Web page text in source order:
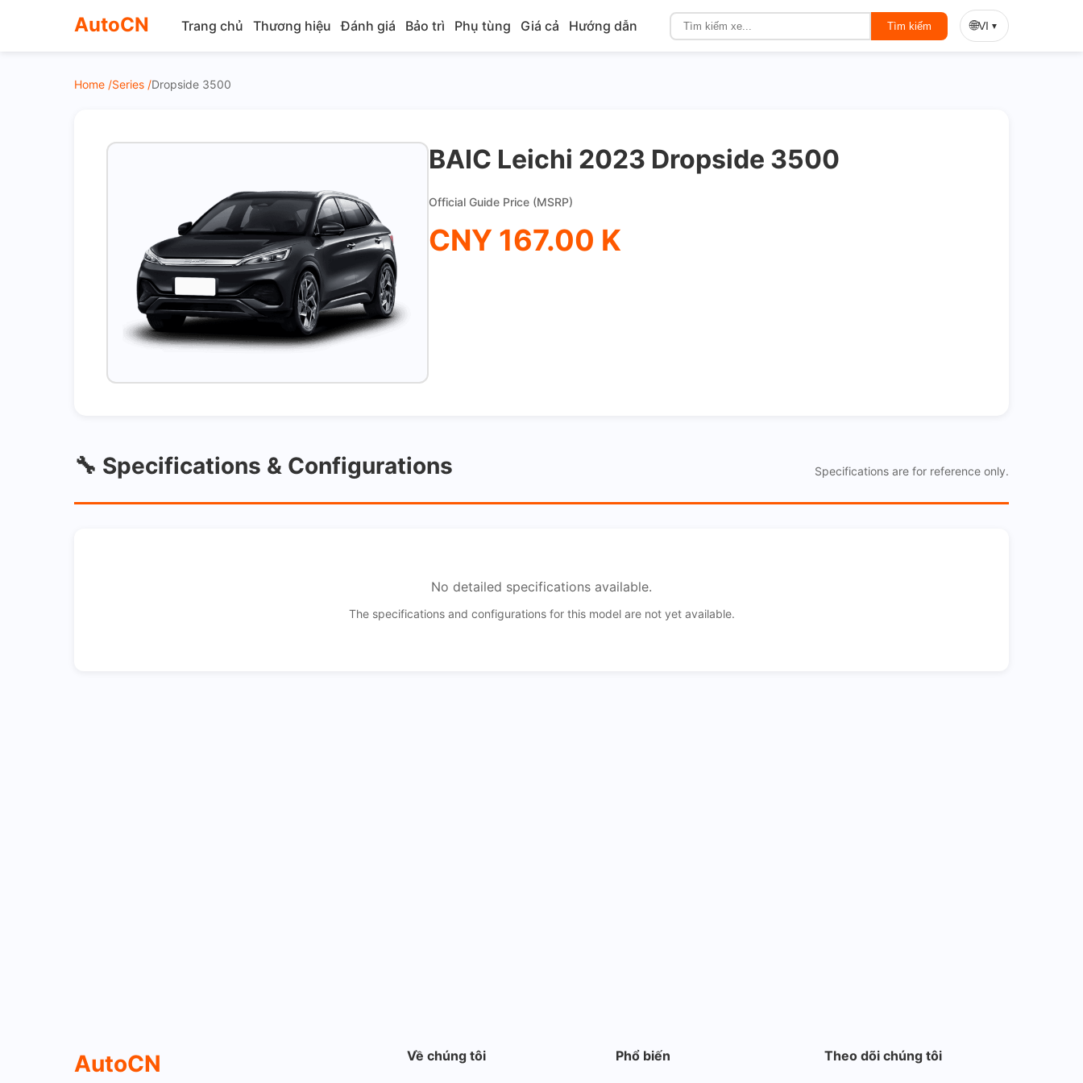
AutoCN Trang chủ Thương hiệu Đánh giá Bảo trì Phụ tùng Giá cả Hướng dẫn Tìm kiếm 🌐VI ▼
Home /Series /Dropside 3500
BAIC Leichi 2023 Dropside 3500
Official Guide Price (MSRP)
CNY 167.00 K
🔧 Specifications & Configurations Specifications are for reference only.
No detailed specifications available.
The specifications and configurations for this model are not yet available.
AutoCN Về chúng tôi Phổ biến Theo dõi chúng tôi